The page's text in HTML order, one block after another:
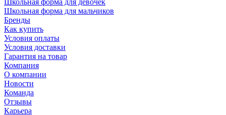
Школьная форма для девочек
Школьная форма для мальчиков
Бренды
Как купить
Условия оплаты
Условия доставки
Гарантия на товар
Компания
О компании
Новости
Команда
Отзывы
Карьера